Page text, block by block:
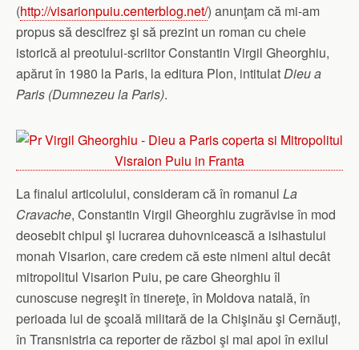
(http://visarionpuiu.centerblog.net/) anunţam că mi-am
propus să descifrez şi să prezint un roman cu cheie
istorică al preotului-scriitor Constantin Virgil Gheorghiu,
apărut în 1980 la Paris, la editura Plon, intitulatDieu a
Paris (Dumnezeu la Paris).
La finalul articolului, consideram că în romanul La
Cravache, Constantin Virgil Gheorghiu zugrăvise în mod
deosebit chipul şi lucrarea duhovnicească a isihastului
monah Visarion, care credem că este nimeni altul decât
mitropolitul Visarion Puiu, pe care Gheorghiu îl
cunoscuse negreşit în tinereţe, în Moldova natală, în
perioada lui de şcoală militară de la Chişinău şi Cernăuţi,
în Transnistria ca reporter de război şi mai apoi în exilul